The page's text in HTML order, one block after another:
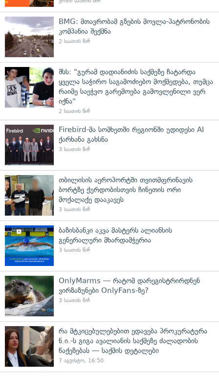
BMG: მთავრობამ გზების მოვლა-პატრონობის
კომპანია შექმნა
2 საათის წინ
შსს: "გურამ დადიანიძის საქმეზე ჩატარდა
ყველა საჭირო საგამოძიებო მოქმედება, თუმცა
რაიმე საეჭვო გარემოება გამოვლენილი ვერ
იქნა"
2 საათის წინ
Firebird-მა სომხეთში რეგიონში უდიდესი AI
ქარხანა გახსნა
3 საათის წინ
თბილისის აეროპორტში თვითმფრინავის
ბორტზე ქურდობისთვის ჩინეთის ორი
მოქალაქე დააკავეს
3 საათის წინ
ბაზისბანკი აკვა მასტერს ალიანსის
გენერალური მხარდამჭერია
3 საათის წინ
OnlyMarms — რატომ დარეგისტრირდნენ
ვირზაზუნები OnlyFans-ზე?
3 საათის წინ
რა მტკიცებულებებით ედავება პროკურატურა
ნ.ი.-ს გიგა ავალიანის საქმეზე ძალადობის
წაქეზებას — საქმის დეტალები
7 აგვისტო, 16:50